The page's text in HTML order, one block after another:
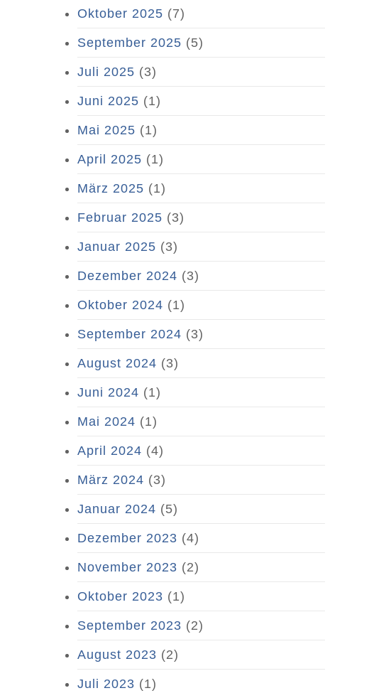
Oktober 2025 (7)
September 2025 (5)
Juli 2025 (3)
Juni 2025 (1)
Mai 2025 (1)
April 2025 (1)
März 2025 (1)
Februar 2025 (3)
Januar 2025 (3)
Dezember 2024 (3)
Oktober 2024 (1)
September 2024 (3)
August 2024 (3)
Juni 2024 (1)
Mai 2024 (1)
April 2024 (4)
März 2024 (3)
Januar 2024 (5)
Dezember 2023 (4)
November 2023 (2)
Oktober 2023 (1)
September 2023 (2)
August 2023 (2)
Juli 2023 (1)